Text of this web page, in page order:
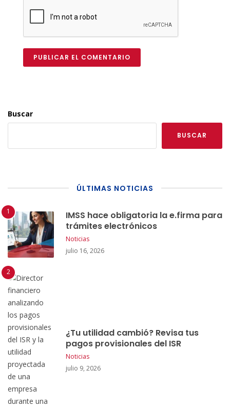
PUBLICAR EL COMENTARIO
Buscar
BUSCAR
ÚLTIMAS NOTICIAS
IMSS hace obligatoria la e.firma para
trámites electrónicos
Noticias
julio 16, 2026
¿Tu utilidad cambió? Revisa tus
pagos provisionales del ISR
Noticias
julio 9, 2026